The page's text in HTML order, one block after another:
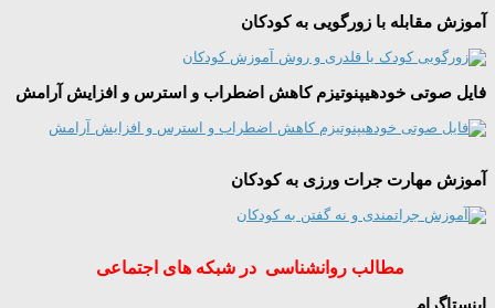
آموزش مقابله با زورگویی به کودکان
فایل صوتی خودهیپنوتیزم کاهش اضطراب و استرس و افزایش آرامش
آموزش مهارت جرات ورزی به کودکان
مطالب روانشناسی در شبکه های اجتماعی